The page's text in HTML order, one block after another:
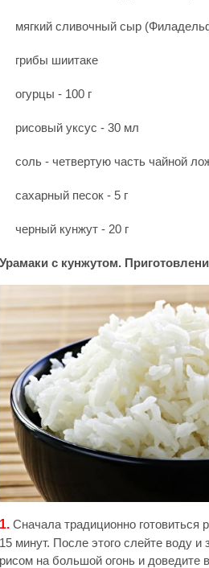
мягкий сливочный сыр
грибы шиитаке
огурцы - 100 г
рисовый уксус - 30 мл
соль - четвертую часть чайной
сахарный песок - 5 г
черный кунжут - 20 г
Урамаки с кунжутом.
1. Сначала традиционно готовиться
15 минут. После этого слейте воду
рисом на большой огонь и доведите